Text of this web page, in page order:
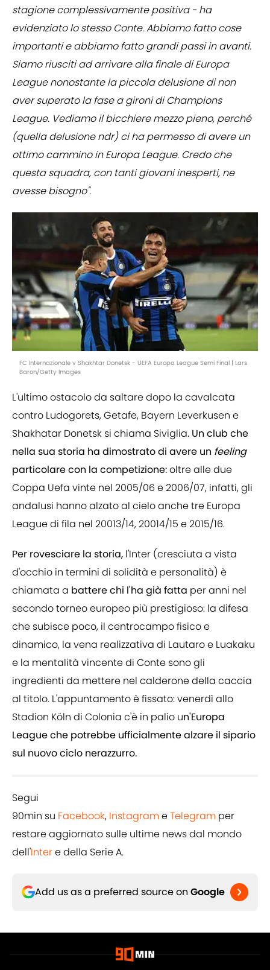
stagione complessivamente positiva - ha
evidenziato lo stesso Conte. Abbiamo fatto cose
importanti e abbiamo fatto grandi passi in avanti.
Siamo riusciti ad arrivare alla finale di Europa
League nonostante la piccola delusione di non
aver superato la fase a gironi di Champions
League. Vediamo il bicchiere mezzo pieno, perché
(quella delusione ndr) ci ha permesso di avere un
ottimo cammino in Europa League. Credo che
questa squadra, con tanti giovani inesperti, ne
avesse bisogno".
FC Internazionale v Shakhtar Donetsk - UEFA Europa League Semi Final | Lars
Baron/Getty Images
L'ultimo ostacolo da saltare dopo la cavalcata
contro Ludogorets, Getafe, Bayern Leverkusen e
Shakhatar Donetsk si chiama Siviglia. Un club che
nella sua storia ha dimostrato di avere un feeling
particolare con la competizione:oltre alle due
Coppa Uefa vinte nel 2005/06 e 2006/07, infatti, gli
andalusi hanno alzato al cielo anche tre Europa
League di fila nel 20013/14, 20014/15 e 2015/16.
Per rovesciare la storia, l'Inter (cresciuta a vista
d'occhio in termini di solidità e personalità) è
chiamata a battere chi l'ha già fatta per anni nel
secondo torneo europeo più prestigioso: la difesa
che subisce poco, il centrocampo fisico e
dinamico, la vena realizzativa di Lautaro e Luakaku
e la mentalità vincente di Conte sono gli
ingredienti da mettere nel calderone della caccia
al titolo. L'appuntamento è fissato: venerdì allo
Stadion Köln di Colonia c'è in palio un'Europa
League che potrebbe ufficialmente alzare il sipario
sul nuovo ciclo nerazzurro.
Segui
90min su Facebook, InstagrameTelegram per
restare aggiornato sulle ultime news dal mondo
dell'Intere della Serie A.
Add us as a preferred source on Google